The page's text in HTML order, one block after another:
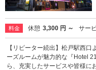
料金 休憩 3,300 円 ～ サー
【リピーター続出】松戸駅西
ーズルームが魅力的な『Hotel
ら、充実したサービスや皆様に